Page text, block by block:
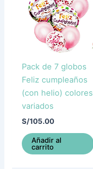
Pack de 7 globos
Feliz cumpleaños
(con helio) colores
variados
S/105.00
Añadir al
carrito